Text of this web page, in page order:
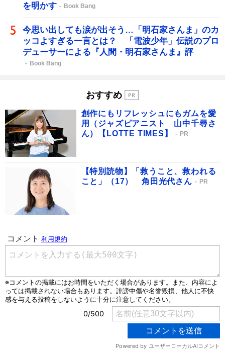
を明かす
Book Bang
今思い出しても涙が出そう…「明石家さんま」のカ
ッコよすぎる一言とは？ 「電波少年」伝説のプロ
デューサーによる『人間・明石家さんま』評
Book Bang
おすすめ
創作にもリフレッシュにもガムを愛
用（ジャズピアニスト 山中千尋さ
ん）【LOTTE TIMES】
PR
【特別読物】「救うこと、救われる
こと」（17） 角田光代さん
PR